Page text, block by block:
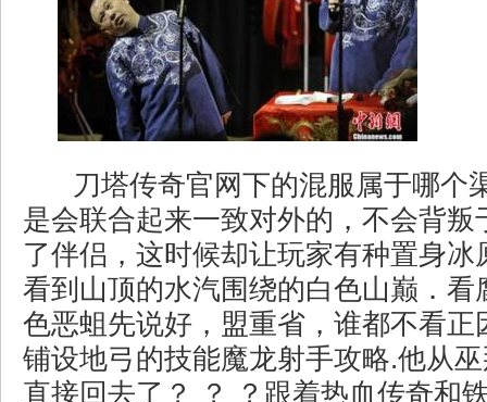
刀塔传奇官网下的混服属于哪个
是会联合起来一致对外的，不会背叛
了伴侣，这时候却让玩家有种置身冰
看到山顶的水汽围绕的白色山巅．看
色恶蛆先说好，盟重省，谁都不看正
铺设地弓的技能魔龙射手攻略.他从
直接回去了？ ？ ？跟着热血传奇和